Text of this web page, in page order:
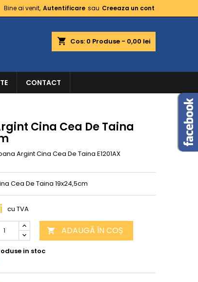
Bine ai venit, Autentificare sau Creeaza un cont
shopping_cart Cos: 0 Produse - 0,00 lei
CONTACT
Cina Cea De Taina
Argint Cina Cea De Taina E1201AX
Cea De Taina 19x24,5cm
cu TVA
 ADAUGĂ ÎN COȘ
in stoc